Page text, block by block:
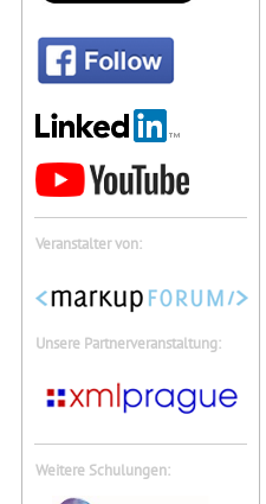
Veranstalter von:
Unsere Partnerveranstaltung:
Weitere Schulungen: